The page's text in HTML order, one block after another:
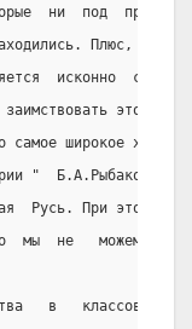
ни  под  прямым,
Плюс, сам
исконно
заимствовать это
широкое
"  Б.А.Рыбаков
Русь. При этом
мы  не   можем
в   классовое,